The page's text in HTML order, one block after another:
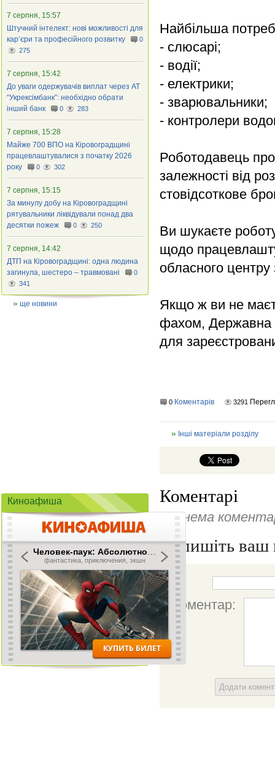
Найбільша
- слюсарі;
- водії;
- електрики;
- зварювальники;
- контролери
Роботодавець
залежності від
стовідсоткове
Ви шукаєте
щодо
обласного центру
Якщо ж ви не
фахом, Державна
для
0 Коментарів 3291
Інші матеріали розділу
Коментарі
Ще нема
Напишіть ваш
Ім'я:
Коментар:
Додати
7 серпня, 15:57
Штучний інтелект: нові можливості для
кар’єри та професійного розвитку
0
275
7 серпня, 15:42
До уваги одержувачів виплат через АТ
“Укрексімбанк”: необхідно обрати
інший банк
0 283
7 серпня, 15:28
Майже 700 ВПО на Кіровоградщині
працевлаштувалися з початку 2026
року
0 302
7 серпня, 15:15
За минулу добу на Кіровоградщині
рятувальники ліквідували понад два
десятки пожеж
0 250
7 серпня, 14:42
ДТП на Кіровоградщині: одна людина
загинула, шестеро – травмовані
0
341
ще новини
Киноафиша